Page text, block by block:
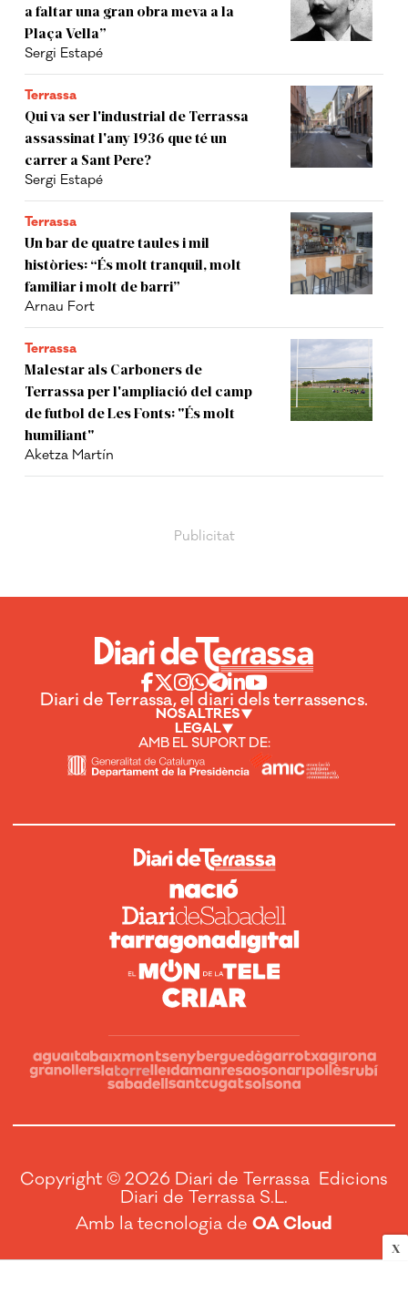
X
a faltar una gran obra meva a la
Plaça Vella”
Sergi Estapé
Terrassa
Qui va ser l'industrial de Terrassa
assassinat l'any 1936 que té un
carrer a Sant Pere?
Sergi Estapé
Terrassa
Un bar de quatre taules i mil
històries: “És molt tranquil, molt
familiar i molt de barri”
Arnau Fort
Terrassa
Malestar als Carboners de
Terrassa per l'ampliació del camp
de futbol de Les Fonts: "És molt
humiliant"
Aketza Martín
Diari de Terrassa, el diari dels terrassencs.
NOSALTRES
LEGAL
AMB EL SUPORT DE:
Copyright © 2026 Diari de Terrassa Edicions
Diari de Terrassa S.L.
Amb la tecnologia de OA Cloud